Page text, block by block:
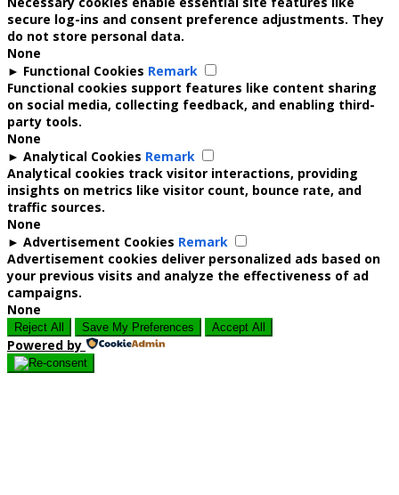
secure log-ins and consent preference adjustments. They
do not store personal data.
None
► Functional Cookies Remark
Functional cookies support features like content sharing
on social media, collecting feedback, and enabling third-
party tools.
None
► Analytical Cookies Remark
Analytical cookies track visitor interactions, providing
insights on metrics like visitor count, bounce rate, and
traffic sources.
None
► Advertisement Cookies Remark
Advertisement cookies deliver personalized ads based on
your previous visits and analyze the effectiveness of ad
campaigns.
None
Reject All Save My Preferences Accept All
Powered by